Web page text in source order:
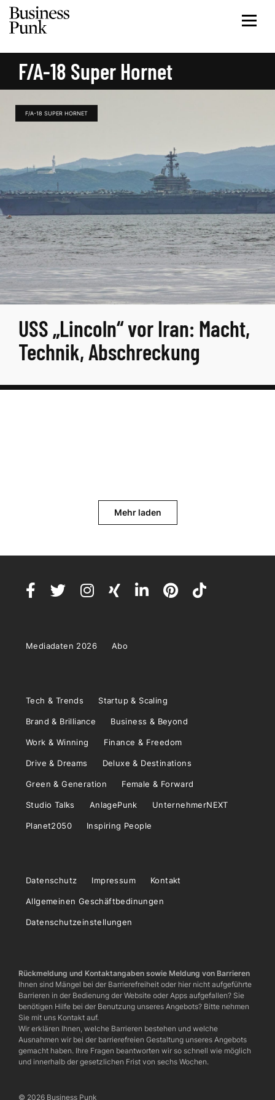
F/A-18 Super Hornet
F/A-18 SUPER HORNET
USS „Lincoln“ vor Iran: Macht,
Technik, Abschreckung
Mehr laden
Mediadaten 2026 Abo
Tech & Trends Startup & Scaling
Brand & Brilliance Business & Beyond
Work & Winning Finance & Freedom
Drive & Dreams Deluxe & Destinations
Green & Generation Female & Forward
Studio Talks AnlagePunk UnternehmerNEXT
Planet2050 Inspiring People
Datenschutz Impressum Kontakt
Allgemeinen Geschäftbedinungen
Datenschutzeinstellungen
Rückmeldung und Kontaktangaben sowie Meldung von Barrieren
Ihnen sind Mängel bei der Barrierefreiheit oder hier nicht aufgeführte
Barrieren in der Bedienung der Website oder Apps aufgefallen? Sie
benötigen Hilfe bei der Benutzung unseres Angebots? Bitte nehmen
Sie mit uns Kontakt auf.
Wir erklären Ihnen, welche Barrieren bestehen und welche
Ausnahmen wir bei der barrierefreien Gestaltung unseres Angebots
gemacht haben. Ihre Fragen beantworten wir so schnell wie möglich
und innerhalb der gesetzlichen Frist von sechs Wochen.
© 2026 Business Punk